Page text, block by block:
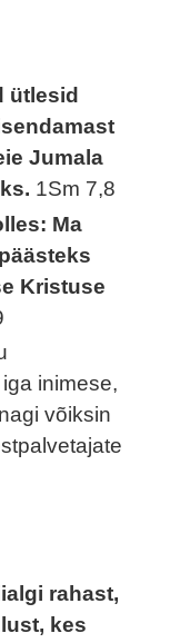
ütlesid
Jumala
1Sm 7,8
Ma
Kristuse
inimese,
võiksin
rahast,
kes